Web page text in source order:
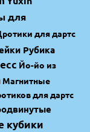
для
для дартс
Рубика
Йо-йо из
Магнитные
для дартс
кубики